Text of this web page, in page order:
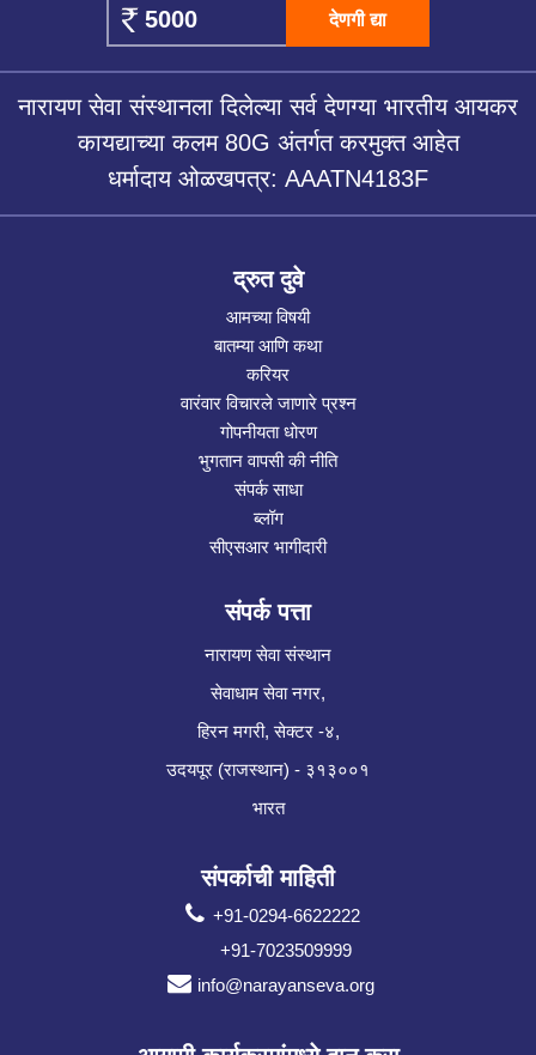
देणगी द्या
नारायण सेवा संस्थानला दिलेल्या सर्व देणग्या भारतीय आयकर
कायद्याच्या कलम 80G अंतर्गत करमुक्त आहेत
धर्मादाय ओळखपत्र: AAATN4183F
द्रुत दुवे
आमच्या विषयी
बातम्या आणि कथा
करियर
वारंवार विचारले जाणारे प्रश्न
गोपनीयता धोरण
भुगतान वापसी की नीति
संपर्क साधा
ब्लॉग
सीएसआर भागीदारी
संपर्क पत्ता
नारायण सेवा संस्थान
सेवाधाम सेवा नगर,
हिरन मगरी, सेक्टर -४,
उदयपूर (राजस्थान) - ३१३००१
भारत
संपर्काची माहिती
+91-0294-6622222
+91-7023509999
info@narayanseva.org